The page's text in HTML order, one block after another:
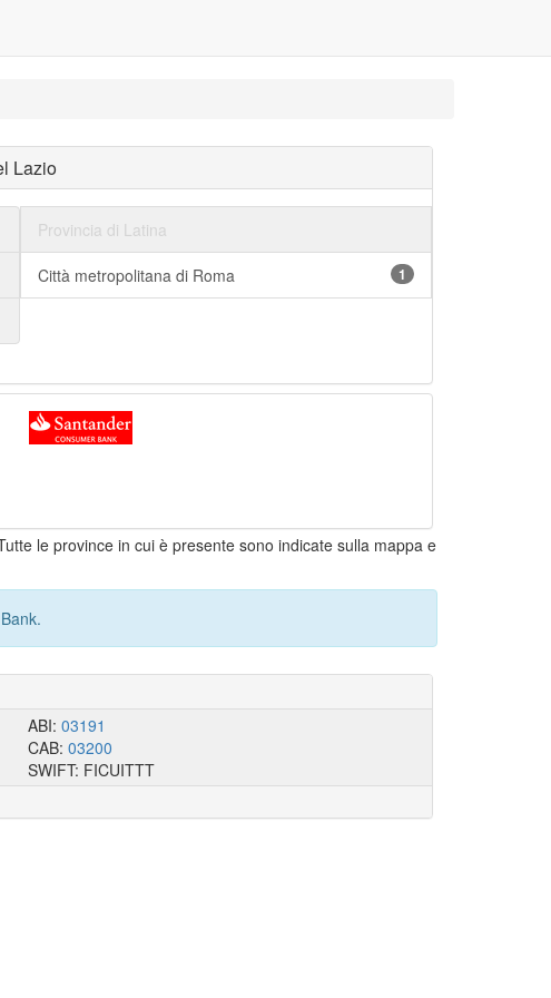
Lazio
Provincia di Latina
Città metropolitana di Roma 1
le province in cui è presente sono indicate sulla mappa e
ABI: 03191
CAB: 03200
SWIFT: FICUITTT